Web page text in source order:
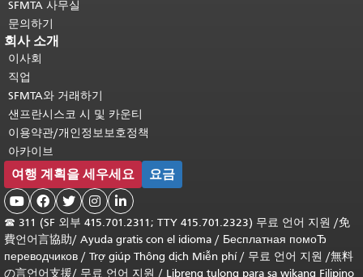
SFMTA 사무실
문의하기
회사 소개
이사회
직업
SFMTA와 거래하기
샌프란시스코 시 및 카운티
이용약관/개인정보보호정책
아카이브
여행 계획을 세우세요 요금
    
☎ 311 (SF 외부 415.701.2311; TTY 415.701.2323) 무료 언어 지원 /免
費언어言協助/ Ayuda gratis con el idioma / Бесплатная помоЂ
переводчиков / Trợ giúp Thông dịch Miễn phí/ 무료 언어 지원 /無料
の言언어支援/ 무료 언어 지원 / Libreng tulong para sa wikang Filipino